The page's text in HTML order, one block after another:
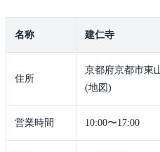
名称 建仁寺
住所
京都府京都市東
(地図)
営業時間 10:00〜17:00